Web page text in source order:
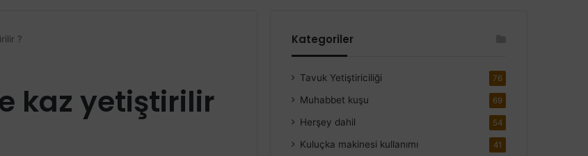
?
kaz yetiştirilir
Kategoriler
Tavuk Yetiştiriciliği 76
Muhabbet kuşu 69
Herşey dahil 54
Kuluçka makinesi kullanımı 41